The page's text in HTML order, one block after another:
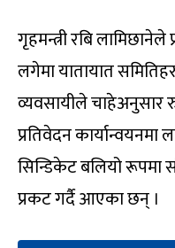
गृहमन्त्री रबि
लगेमा यातायात
व्यवसायीले चाहेअनुसार
प्रतिवेदन
सिन्डिकेट बलियो रूपमा
प्रकट गर्दै आएका छन् ।